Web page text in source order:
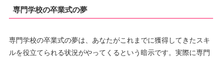
専門学校の卒業式の夢
専門学校の卒業式の夢は、あなたがこれまでに獲得してきたスキ
ルを役立てられる状況がやってくるという暗示です。実際に専門